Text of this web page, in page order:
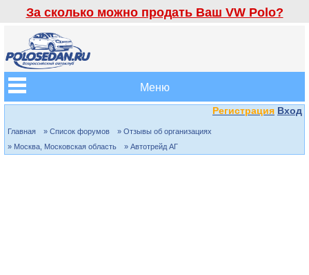
За сколько можно продать Ваш VW Polo?
Меню
Регистрация Вход
Главная » Список форумов
» Отзывы об организациях
» Москва, Московская область
» Автотрейд АГ